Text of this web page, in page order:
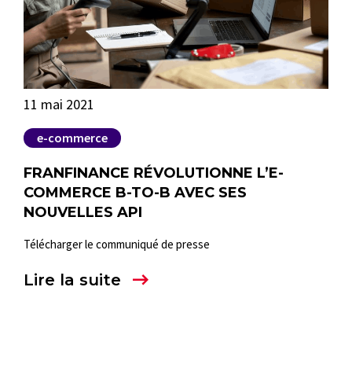
11 mai 2021
e-commerce
FRANFINANCE RÉVOLUTIONNE L’E-
COMMERCE B-TO-B AVEC SES
NOUVELLES API
Télécharger le communiqué de presse
Lire la suite